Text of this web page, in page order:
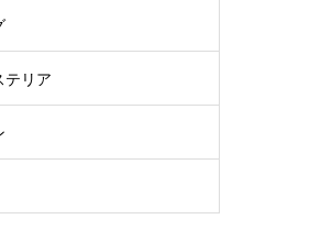
テリア